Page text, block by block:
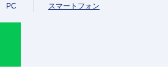
PC スマートフォン